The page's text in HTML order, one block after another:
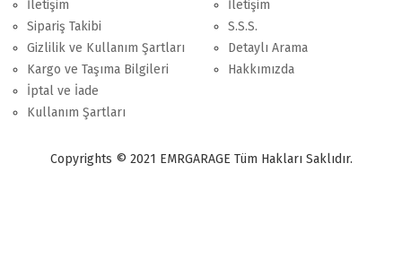
İletişim
Sipariş Takibi
Gizlilik ve Kullanım Şartları
Kargo ve Taşıma Bilgileri
İptal ve İade
Kullanım Şartları
İletişim
S.S.S.
Detaylı Arama
Hakkımızda
Copyrights © 2021 EMRGARAGE Tüm Hakları Saklıdır.